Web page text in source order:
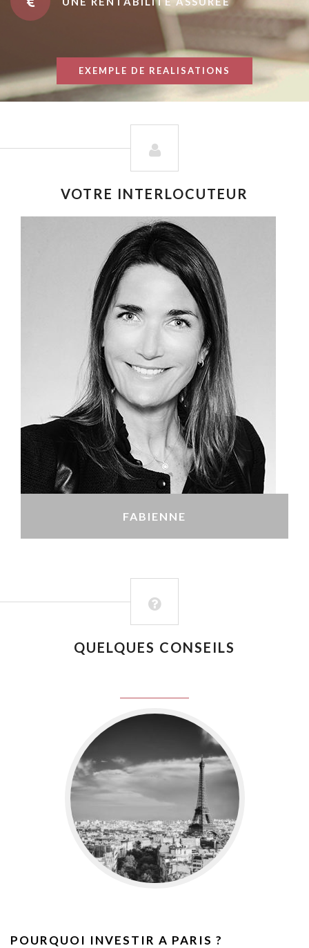
EXEMPLE DE REALISATIONS
VOTRE INTERLOCUTEUR
FABIENNE
QUELQUES CONSEILS
POURQUOI INVESTIR A PARIS ?